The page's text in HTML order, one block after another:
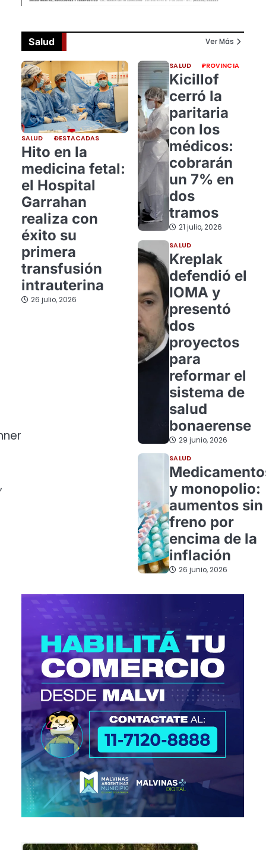
Salud Ver Más
SALUD DESTACADAS
Hito en la
medicina fetal:
el Hospital
Garrahan
realiza con
éxito su
primera
transfusión
intrauterina
26 julio, 2026
SALUD PROVINCIA
Kicillof
cerró la
paritaria
con los
médicos:
cobrarán
un 7% en
dos
tramos
21 julio, 2026
SALUD
Kreplak
defendió el
IOMA y
presentó
dos
proyectos
para
reformar el
sistema de
salud
bonaerense
29 junio, 2026
SALUD
y monopolio:
aumentos sin
freno por
encima de la
inflación
26 junio, 2026